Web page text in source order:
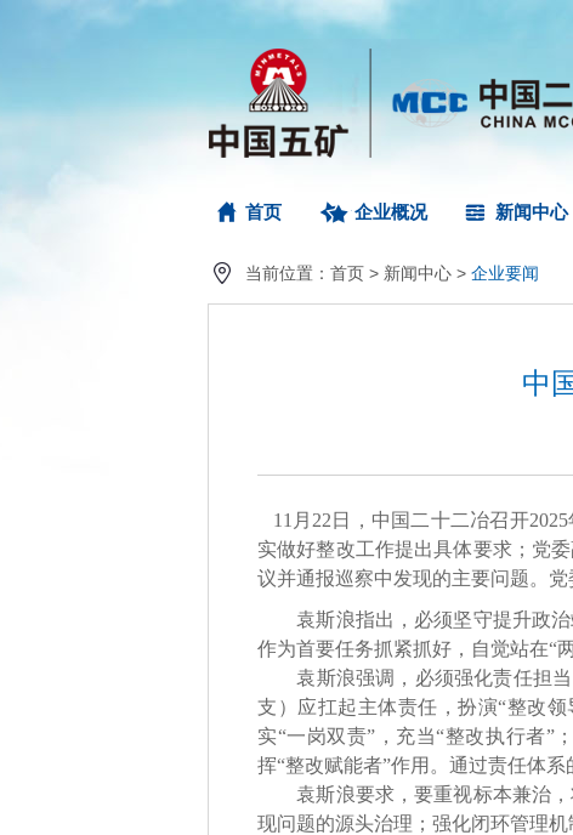
首页 企业概况 新闻中心
当前位置： 首页 > 新闻中心 > 企业要闻
中
11月22日，中国二十二冶召开
实做好整改工作提出具体要求；党
议并通报巡察中发现的主要问题。
袁斯浪指出，必须坚守提升政治
作为首要任务抓紧抓好，自觉站在“
袁斯浪强调，必须强化责任担当
支）应扛起主体责任，扮演“整改
实“一岗双责”，充当“整改执行者”
挥“整改赋能者”作用。通过责任体
袁斯浪要求，要重视标本兼治，
现问题的源头治理；强化闭环管理